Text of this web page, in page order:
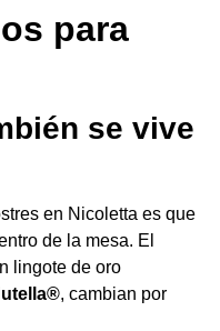
para
se vive
en Nicoletta es que
de la mesa. El
lingote de oro
, cambian por